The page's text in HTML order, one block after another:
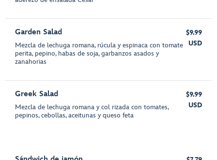
Garden Salad
Mezcla de lechuga romana, rúcula y espinaca con tomate
perita, pepino, habas de soja, garbanzos asados y
zanahorias
$9.99
USD
Greek Salad
Mezcla de lechuga romana y col rizada con tomates,
pepinos, cebollas, aceitunas y queso feta
$9.99
USD